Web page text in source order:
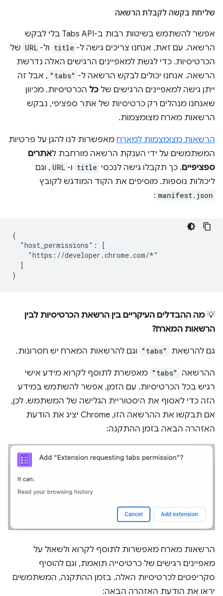
שליחת בקשה לקבלת הרשאה
אפשר להשתמש בשיטות רבות ב-Tabs API בלי לבקש
הרשאה. עם זאת, אנחנו צריכים גישה ל- title ול- URL של
הכרטיסיות. כדי לגשת למאפיינים הרגישים האלה נדרשת
הרשאה. אנחנו יכולים לבקש הרשאה ל- "tabs" , אבל זה
ייתן גישה למאפיינים הרגישים של כל הכרטיסיות. מכיוון
שאנחנו מנהלים רק כרטיסיות של אתר ספציפי, נבקש
הרשאות מארח מצומצמות.
הרשאות מצומצמות למארח מאפשרות לנו להגן על פרטיות
המשתמשים על ידי הענקת הרשאה מורחבת לאתרים
ספציפיים. כך תקבלו גישה לנכסי title ו- URL , וגם
ליכולות נוספות. מוסיפים את הקוד המודגש לקובץ
manifest.json
:
{
  "host_permissions": [
    "https://developer.chrome.com/*"
  ]
💡 מה ההבדלים העיקריים בין הרשאת הכרטיסיות לבין
הרשאות המארח?
גם להרשאת "tabs" וגם להרשאות המארח יש חסרונות.
ההרשאה "tabs" מאפשרת לתוסף לקרוא מידע אישי
רגיש בכל הכרטיסיות. עם הזמן, אפשר להשתמש במידע
הזה כדי לאסוף את היסטוריית הגלישה של המשתמש. לכן,
אם תבקשו את ההרשאה הזו, Chrome יציג את הודעת
האזהרה הבאה בזמן ההתקנה:
הרשאות מארח מאפשרות לתוסף לקרוא ולשאול על
מאפיינים רגישים של כרטיסייה תואמת, וגם להוסיף
סקריפטים לכרטיסיות האלה. בזמן ההתקנה, המשתמשים
יראו את הודעת האזהרה הבאה: